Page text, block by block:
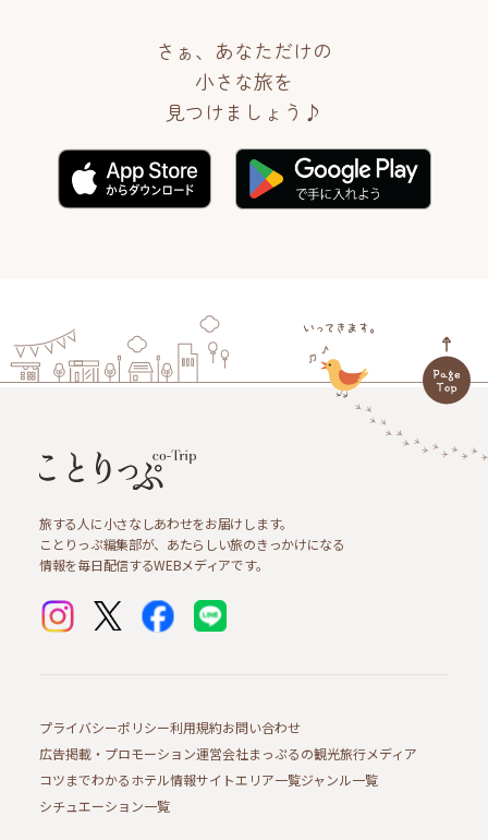
さぁ、あなただけの
小さな旅を
見つけましょう♪
旅する人に小さなしあわせをお届けします。
ことりっぷ編集部が、あたらしい旅のきっかけになる
情報を毎日配信するWEBメディアです。
プライバシーポリシー利用規約お問い合わせ
広告掲載・プロモーション運営会社まっぷるの観光旅行メディア
コツまでわかるホテル情報サイトエリア一覧ジャンル一覧
シチュエーション一覧